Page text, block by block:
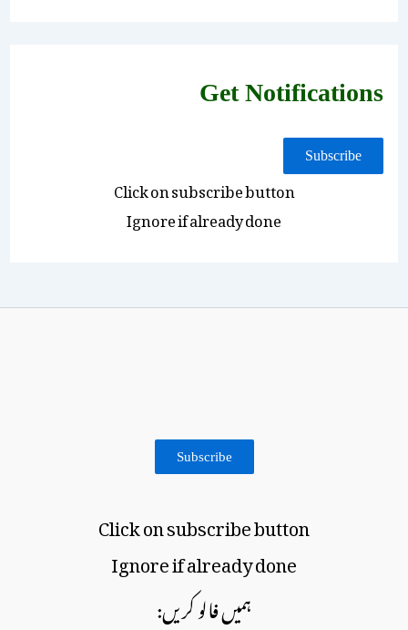
Get Notifications
Subscribe
Click on subscribe button
Ignore if already done
Subscribe
Click on subscribe button
Ignore if already done
ہمیں فالو کریں: